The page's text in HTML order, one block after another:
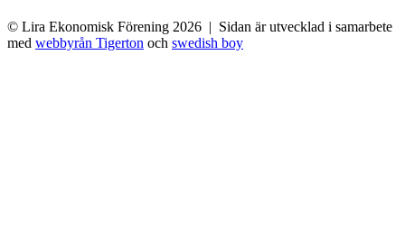
© Lira Ekonomisk Förening 2026 | Sidan är utvecklad i samarbete
med webbyrån Tigerton och swedish boy